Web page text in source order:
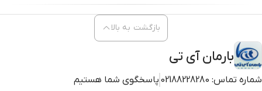
بارمان آی تی
شماره تماس: 02188228280 پاسخگوی شما هستیم
بازگشت به بالا